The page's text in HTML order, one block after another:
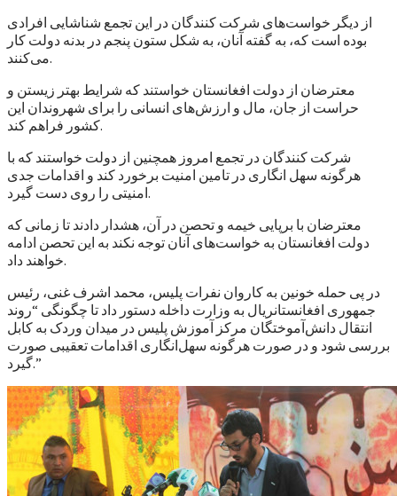
از دیگر خواست‌های شرکت کنندگان در این تجمع شناشایی افرادی
بوده است که، به گفته آنان، به شکل ستون پنجم در بدنه دولت کار
می‌کنند.
معترضان از دولت افغانستان خواستند که شرایط بهتر زیستن و
حراست از جان، مال و ارزش‌های انسانی را برای شهروندان این
کشور فراهم کند.
شرکت کنندگان در تجمع امروز همچنین از دولت خواستند که با
هرگونه سهل انگاری در تامین امنیت برخورد کند و اقدامات جدی
امنیتی را روی دست گیرد.
معترضان با برپایی خیمه و تحصن در آن، هشدار دادند تا زمانی که
دولت افغانستان به خواست‌های آنان توجه نکند به این تحصن ادامه
خواهند داد.
در پی حمله خونین به کاروان نفرات پلیس، محمد اشرف غنی، رئیس
جمهوری افغانستانريال به وزارت داخله دستور داد تا چگونگی “روند
انتقال دانش‌آموختگان مرکز آموزش پلیس در میدان وردک به کابل
بررسی شود و در صورت هرگونه سهل‌انگاری اقدامات تعقیبی صورت
گیرد.”